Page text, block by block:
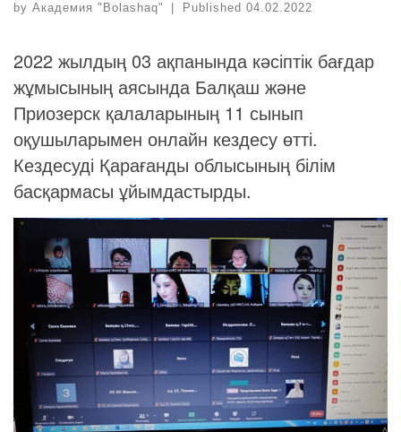
by Академия "Bolashaq" Published 04.02.2022
2022 жылдың 03 ақпанында кәсіптік бағдар
жұмысының аясында Балқаш және
Приозерск қалаларының 11 сынып
оқушыларымен онлайн кездесу өтті.
Кездесуді Қарағанды облысының білім
басқармасы ұйымдастырды.